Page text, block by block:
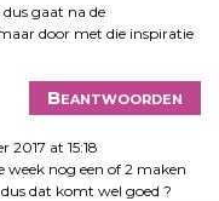
gaat na de
door met die inspiratie
Beantwoorden
2017 at 15:18
week nog een of 2 maken
dat komt wel goed ?